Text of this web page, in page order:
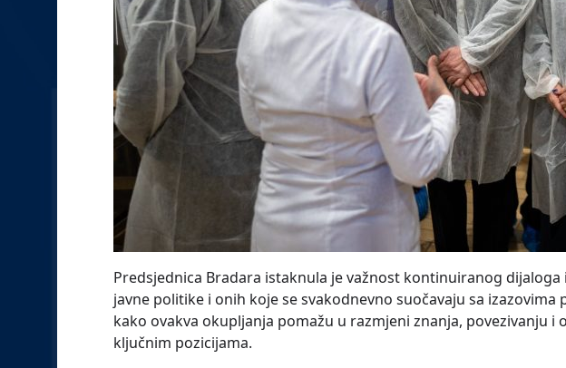
Predsjednica Bradara istaknula je važnost kontinuiranog
javne politike i onih koje se svakodnevno suočavaju sa izazovima
kako ovakva okupljanja pomažu u razmjeni znanja, povezivanju i
ključnim pozicijama.